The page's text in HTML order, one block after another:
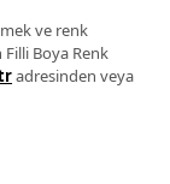
ve renk
Filli Boya Renk
adresinden veya